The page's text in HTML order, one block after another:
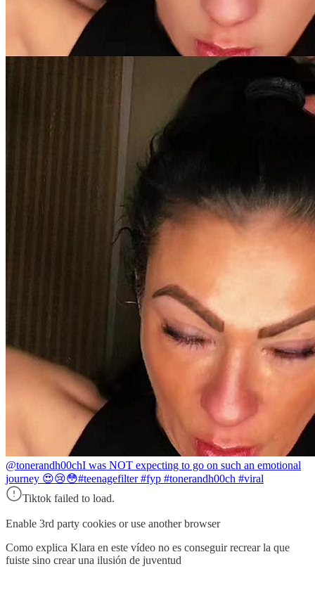
@tonerandh00chI was NOT expecting to go on such an emotional
journey 😍😢😳#teenagefilter #fyp #tonerandh00ch #viral
Tiktok failed to load.
Enable 3rd party cookies or use another browser
Como explica Klara en este vídeo no es conseguir recrear la que
fuiste sino crear una ilusión de juventud